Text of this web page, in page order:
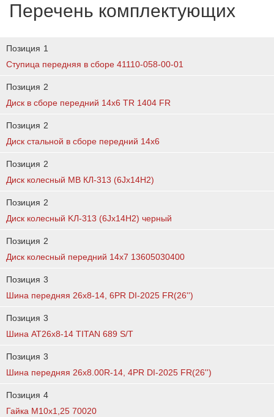
Перечень комплектующих
Позиция 1
Ступица передняя в сборе 41110-058-00-01
Позиция 2
Диск в сборе передний 14x6 TR 1404 FR
Позиция 2
Диск стальной в сборе передний 14х6
Позиция 2
Диск колесный МВ КЛ-313 (6Jx14H2)
Позиция 2
Диск колесный KЛ-313 (6Jx14H2) черный
Позиция 2
Диск колесный передний 14x7 13605030400
Позиция 3
Шина передняя 26х8-14, 6PR DI-2025 FR(26'')
Позиция 3
Шина АТ26х8-14 TITAN 689 S/T
Позиция 3
Шина передняя 26х8.00R-14, 4PR DI-2025 FR(26'')
Позиция 4
Гайка М10x1,25 70020